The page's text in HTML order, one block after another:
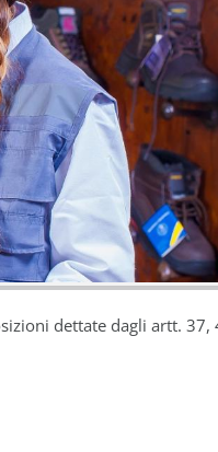
dettate dagli artt. 37,